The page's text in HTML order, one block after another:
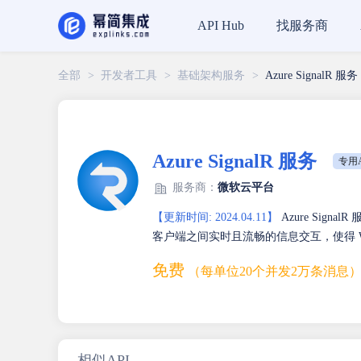
API Hub 找服务商
全部 > 开发者工具 > 基础架构服务 > Azure SignalR 服务
Azure SignalR 服务 专用
服务商： 微软云平台
【更新时间: 2024.04.11】
Azure SignalR
客户端之间实时且流畅的信息交互，使得
免费 （每单位20个并发2万条消息）